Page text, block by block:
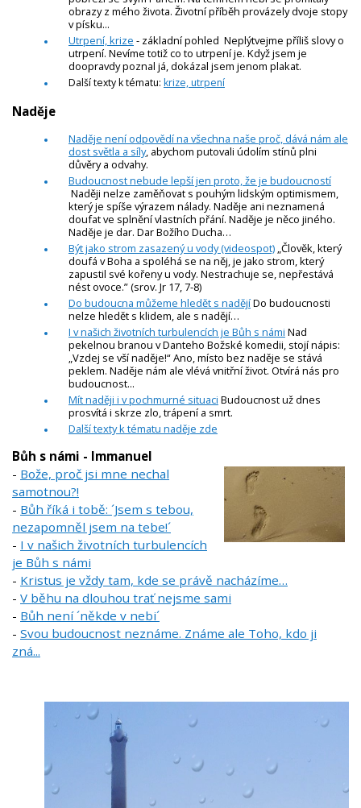
obrazy z mého života. Životní příběh provázely dvoje stopy
v písku...
Utrpení, krize - základní pohled Neplýtvejme příliš slovy o
utrpení. Nevíme totiž co to utrpení je. Když jsem je
doopravdy poznal já, dokázal jsem jenom plakat.
Další texty k tématu: krize, utrpení
Naděje
Naděje není odpovědí na všechna naše proč, dává nám ale
dost světla a síly, abychom putovali údolím stínů plni
důvěry a odvahy.
Budoucnost nebude lepší jen proto, že je budoucností
Naději nelze zaměňovat s pouhým lidským optimismem,
který je spíše výrazem nálady. Naděje ani neznamená
doufat ve splnění vlastních přání. Naděje je něco jiného.
Naděje je dar. Dar Božího Ducha…
Být jako strom zasazený u vody (videospot) „Člověk, který
doufá v Boha a spoléhá se na něj, je jako strom, který
zapustil své kořeny u vody. Nestrachuje se, nepřestává
nést ovoce.” (srov. Jr 17, 7-8)
Do budoucna můžeme hledět s nadějíDo budoucnosti
nelze hledět s klidem, ale s nadějí…
I v našich životních turbulencích je Bůh s námi Nad
pekelnou branou v Danteho Božské komedii, stojí nápis:
„Vzdej se vší naděje!“ Ano, místo bez naděje se stává
peklem. Naděje nám ale vlévá vnitřní život. Otvírá nás pro
budoucnost...
Mít naději i v pochmurné situaci Budoucnost už dnes
prosvítá i skrze zlo, trápení a smrt.
Další texty k tématu naděje zde
Bůh s námi - Immanuel
- Bože, proč jsi mne nechal
samotnou?!
- Bůh říká i tobě: ´Jsem s tebou,
nezapomněl jsem na tebe!´
- I v našich životních turbulencích
je Bůh s námi
- Kristus je vždy tam, kde se právě nacházíme…
- V běhu na dlouhou trať nejsme sami
- Bůh není ´někde v nebi´
- Svou budoucnost neznáme. Známe ale Toho, kdo ji
zná...